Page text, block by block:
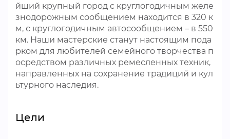
йший крупный город с круглогодичным желе
знодорожным сообщением находится в 320 к
м, с круглогодичным автосообщением – в 550
км. Наши мастерские станут настоящим пода
рком для любителей семейного творчества п
осредством различных ремесленных техник,
направленных на сохранение традиций и кул
ьтурного наследия.
Цели